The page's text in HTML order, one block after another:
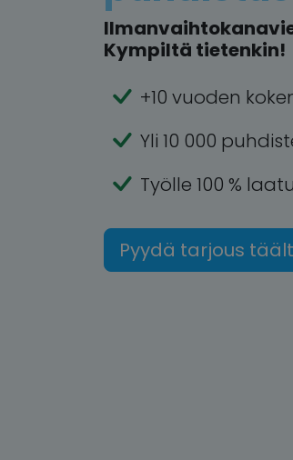
Kympiltä tietenkin!
+10 vuoden
Yli 10 000
Työlle 100 %
Pyydä tarjous